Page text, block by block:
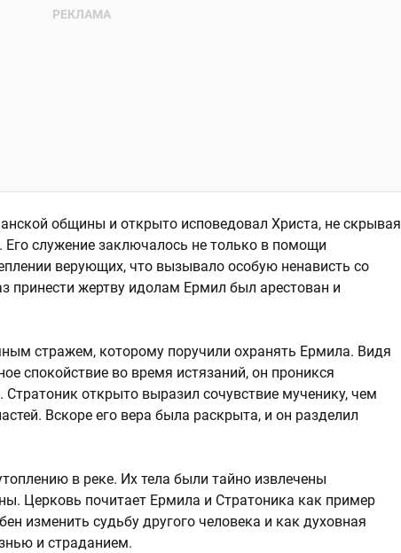
общины и открыто исповедовал Христа, не скрывая
служение заключалось не только в помощи
верующих, что вызывало особую ненависть со
принести жертву идолам Ермил был арестован и
стражем, которому поручили охранять Ермила. Видя
спокойствие во время истязаний, он проникся
открыто выразил сочувствие мученику, чем
Вскоре его вера была раскрыта, и он разделил
в реке. Их тела были тайно извлечены
Церковь почитает Ермила и Стратоника как пример
изменить судьбу другого человека и как духовная
и страданием.